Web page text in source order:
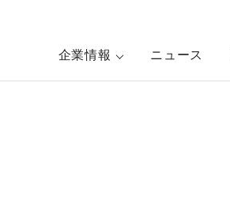
企業情報 ニュース